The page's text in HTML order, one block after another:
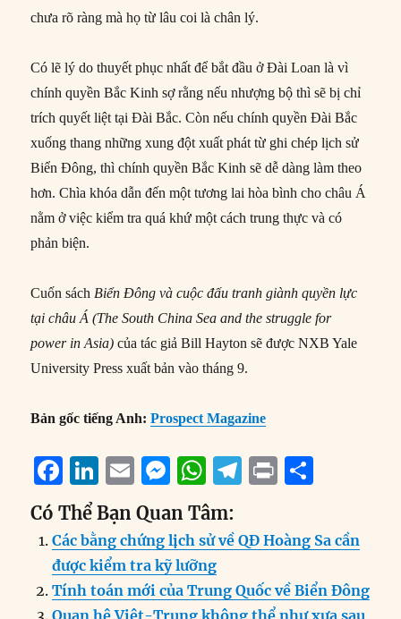
chưa rõ ràng mà họ từ lâu coi là chân lý.
Có lẽ lý do thuyết phục nhất để bắt đầu ở Đài Loan là vì
chính quyền Bắc Kinh sợ rằng nếu nhượng bộ thì sẽ bị chỉ
trích quyết liệt tại Đài Bắc. Còn nếu chính quyền Đài Bắc
xuống thang những xung đột xuất phát từ ghi chép lịch sử
Biển Đông, thì chính quyền Bắc Kinh sẽ dễ dàng làm theo
hơn. Chìa khóa dẫn đến một tương lai hòa bình cho châu Á
nằm ở việc kiểm tra quá khứ một cách trung thực và có
phản biện.
Cuốn sách Biển Đông và cuộc đấu tranh giành quyền lực
tại châu Á (The South China Sea and the struggle for
power in Asia) của tác giả Bill Hayton sẽ được NXB Yale
University Press xuất bản vào tháng 9.
Bản gốc tiếng Anh:Prospect Magazine
F
a
c
e
b
Li
n
k
e
d
E
m
ai
l
M
ss
e
n
W
h
at
s
A
T
e
g
r
P
n
t
a
re
Có Thể Bạn Quan Tâm:
Các bằng chứng lịch sử về QĐ Hoàng Sa cần
được kiểm tra kỹ lưỡng
Tính toán mới của Trung Quốc về Biển Đông
Quan hệ Việt-Trung không thể như xưa sau